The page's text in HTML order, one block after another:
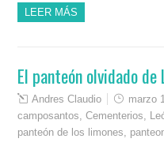
LEER MÁS
El panteón olvidado de
Andres Claudio marzo
camposantos ,Cementerios
panteón de los limones